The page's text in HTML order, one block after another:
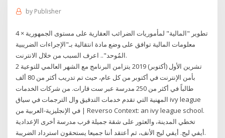
by Publisher
تطوير "المالية" لمأموريات الضرائب العقارية على مستوى الجمهورية × 4
معلومات المالية توافق على وضع مادة انتقالية بـ"الإجراءات الضريبية
المُوحد".. اعرف السبب من خلال الانترنت.
2 تشرين الأول (أكتوبر) 2019 يتزامن البرنامج مع الشهر العالمي للتوعية
بأمن الإنترنت في أكتوبر من كل عام، حيث تم تدريب أكثر من 80 ألف
طالباً في أكثر من 250 مدرسة عبر ست قارات. من شركات الخدمات
المهنية التي تقدم خدمات التدقيق وال الترجمات في سياق ivy league
في الإنجليزية-العربية من | Reverso Context: an ivy league school.
تخطي المدينة، والعثور على شقة جميلة قرب مدرسة أخرى الإعدادية
أيفي ليج. أيفي ليج الأنف، ثم أعتقد أننا جميعا يستحقون استرداد الضريبة.